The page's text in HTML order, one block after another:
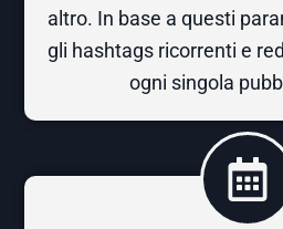
altro. In base a questi
gli hashtags ricorrenti e
ogni singola